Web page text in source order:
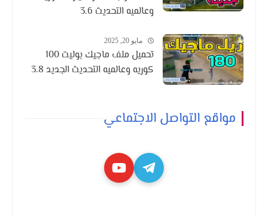
وعالميه التحديث 3.6
مايو 20, 2025
تحميل ملف ماجيك بوليت 100
كوريه وعالميه التحديث الجديد 3.8
مواقع التواصل الاجتماعي